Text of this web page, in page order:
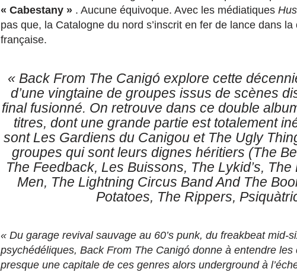
« Cabestany » . Aucune équivoque. Avec les médiatiques
pas que, la Catalogne du nord s’inscrit en fer de lance dans
française.
« Back From The Canigó explore cette
d’une vingtaine de groupes issus de scènes
final fusionné. On retrouve dans ce double
titres, dont une grande partie est totalement
sont Les Gardiens du Canigou et The Ugly
groupes qui sont leurs dignes héritiers (The
The Feedback, Les Buissons, The Lykid’s,
Men, The Lightning Circus Band And The
Potatoes, The Rippers,
« Du garage revival sauvage au 60’s punk, du freakbeat mid-
psychédéliques, Back From The Canigó donne à entendre les
presque une capitale de ces genres alors underground à